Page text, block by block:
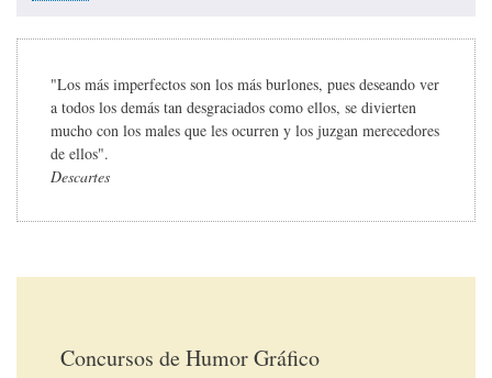
"Los más imperfectos son los más burlones, pues deseando ver
a todos los demás tan desgraciados como ellos, se divierten
mucho con los males que les ocurren y los juzgan merecedores
de ellos".
Descartes
Concursos de Humor Gráfico